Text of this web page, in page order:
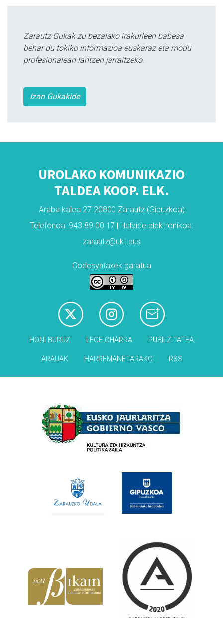
Zarautz Gukak zu bezalako irakurleen babesa
behar du tokiko informazioa euskaraz eta modu
profesionalean lantzen jarraitzeko.
Izan Gukakide
UROLAKO KOMUNIKAZIO
TALDEA KOOP. ELK.
Araba kalea 27 20800 Zarautz (Gipuzkoa)
Telefonoa: 943 89 00 17 | Helbide elektronikoa:
zarautz@ukt.eus
Codesyntaxek garatua
HONI BURUZ LEGE OHARRA PUBLIZITATEA
ARAUAK HARREMANETARAKO RSS